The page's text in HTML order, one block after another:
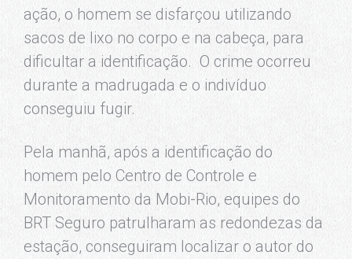
ação, o homem se disfarçou utilizando
sacos de lixo no corpo e na cabeça, para
dificultar a identificação. O crime ocorreu
durante a madrugada e o indivíduo
conseguiu fugir.
Pela manhã, após a identificação do
homem pelo Centro de Controle e
Monitoramento da Mobi-Rio, equipes do
BRT Seguro patrulharam as redondezas da
estação, conseguiram localizar o autor do